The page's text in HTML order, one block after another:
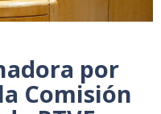
por
Comisión